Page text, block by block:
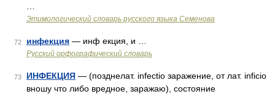
Этимологический словарь русского языка Семенова
72 инфекция — инф екция, и …
Русский орфографический словарь
73 ИНФЕКЦИЯ — (позднелат. infectio заражение, от лат. inficio
вношу что либо вредное, заражаю), состояние